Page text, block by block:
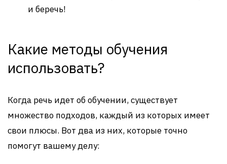
и беречь!
Какие методы обучения
использовать?
Когда речь идет об обучении, существует
множество подходов, каждый из которых имеет
свои плюсы. Вот два из них, которые точно
помогут вашему делу: